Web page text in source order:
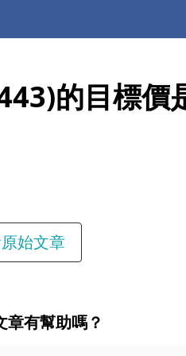
的目標價
始文章
章有幫助嗎？